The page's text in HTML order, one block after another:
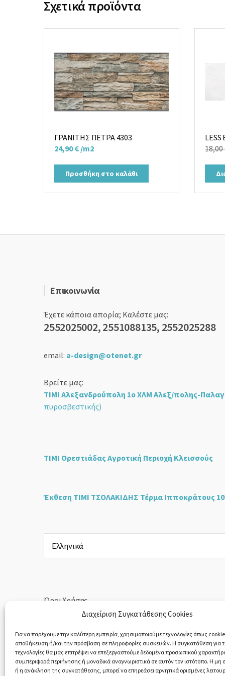
Διαχείριση Συγκατάθεσης Cookies
Για να παρέχουμε την καλύτερη εμπειρία, χρησιμοποιούμε τεχνολογίες όπως
αποθήκευση ή/και την πρόσβαση σε πληροφορίες συσκευών. Η συγκατάθεση για
τεχνολογίες θα μας επιτρέψει να επεξεργαστούμε δεδομένα προσωπικού
συμπεριφορά περιήγησης ή μοναδικά αναγνωριστικά σε αυτόν τον ιστότοπο. Η μη
ή η ανάκληση της συγκατάθεσης, μπορεί να επηρεάσει αρνητικά ορισμένες
Σχετικά προϊόντα
ΓΡΑΝΙΤΗΣ ΠΕΤΡΑ 4303
24,90€ /m2
Προσθήκη στο καλάθι
LESS
18,00
Επικοινωνία
Έχετε κάποια απορία; Καλέστε μας:
2552025002, 2551088135, 2552025288
email: a-design@otenet.gr
Βρείτε μας:
ΤΙΜΙ Αλεξανδρούπολη 1ο ΧΛΜ Αλεξ/πολης-
πυροσβεστικής)
ΤΙΜΙ Ορεστιάδας Αγροτική Περιοχή Κλεισσούς
Έκθεση ΤΙΜΙ ΤΣΟΛΑΚΙΔΗΣ Τέρμα Ιπποκράτους
μια
γλώσσα
Όροι Χρήσης
Υπαναχώρηση & Επιστροφές Προϊόντων